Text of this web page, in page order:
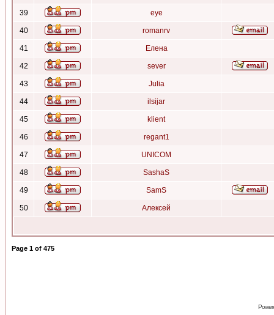
39 eye
40 romanrv
41 Елена
42 sever
43 Julia
44 ilsijar
45 klient
46 regant1
47 UNICOM
48 SashaS
49 SamS
50 Алексей
Page 1 of 475